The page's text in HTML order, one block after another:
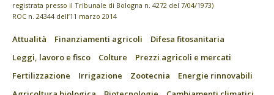
registrata presso il Tribunale di Bologna n. 4272 del 7/04/1973)
ROC n. 24344 dell’11 marzo 2014
Attualità Finanziamenti agricoli
Difesa fitosanitaria
Leggi, lavoro e fisco
Colture
Prezzi agricoli e mercati
Fertilizzazione
Irrigazione Zootecnia
Energie rinnovabili